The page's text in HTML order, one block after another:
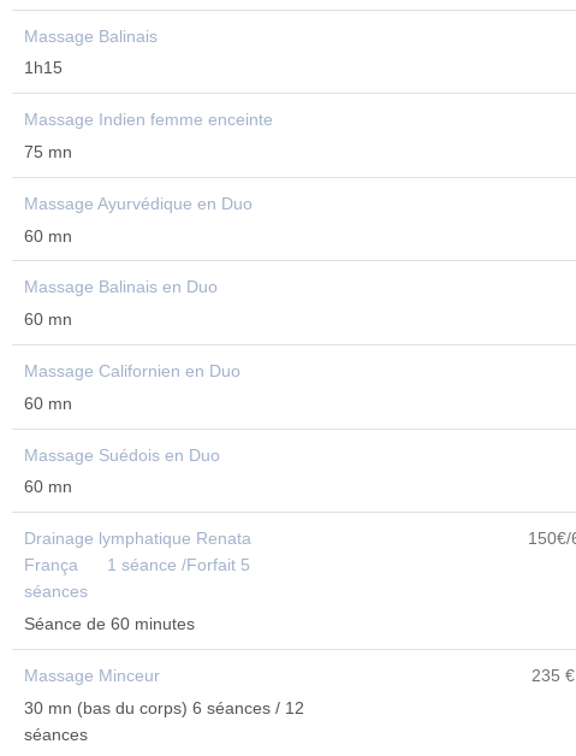
Massage Balinais
1h15
Massage Indien femme enceinte
75 mn
Massage Ayurvédique en Duo
60 mn
Massage Balinais en Duo
60 mn
Massage Californien en Duo
60 mn
Massage Suédois en Duo
60 mn
Drainage lymphatique Renata
França 1 séance /Forfait 5
séances
Séance de 60 minutes
150€/
Massage Minceur
30 mn (bas du corps) 6 séances / 12
séances
235